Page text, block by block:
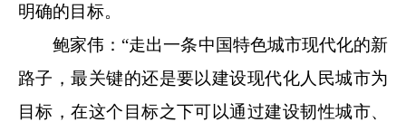
明确的目标。
鲍家伟：“走出一条中国特色城市现代化的新
路子，最关键的还是要以建设现代化人民城市为
目标，在这个目标之下可以通过建设韧性城市、